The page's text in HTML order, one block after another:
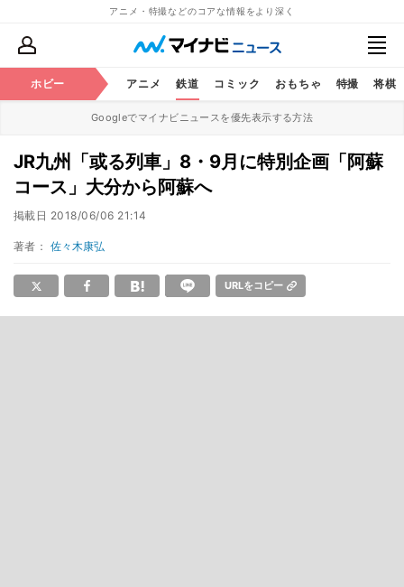
アニメ・特撮などのコアな情報をより深く
ホビー アニメ 鉄道 コミック おもちゃ 特撮 将棋
Googleでマイナビニュースを優先表示する方法
JR九州「或る列車」8・9月に特別企画「阿蘇
コース」大分から阿蘇へ
掲載日 2018/06/06 21:14
著者： 佐々木康弘
URLをコピー